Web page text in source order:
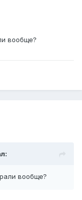
вообще?
вообще?